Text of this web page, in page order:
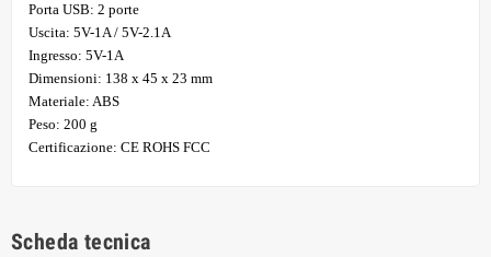
Porta USB: 2 porte
Uscita: 5V-1A / 5V-2.1A
Ingresso: 5V-1A
Dimensioni: 138 x 45 x 23 mm
Materiale: ABS
Peso: 200 g
Certificazione: CE ROHS FCC
Scheda tecnica